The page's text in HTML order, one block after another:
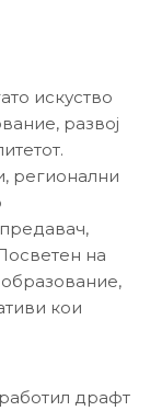
искуство
развој
регионални
на
кои
драфт